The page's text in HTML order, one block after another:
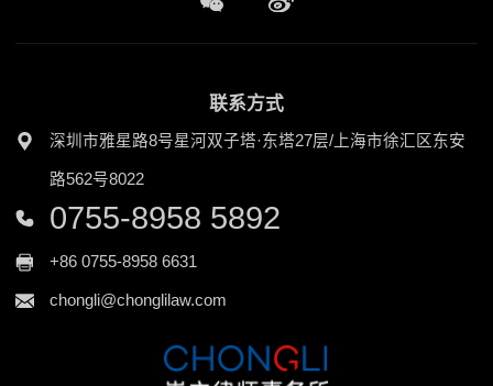
联系方式
深圳市雅星路8号星河双子塔·东塔27层/上海市徐汇区东安
路562号8022
0755-8958 5892
+86 0755-8958 6631
chongli@chonglilaw.com